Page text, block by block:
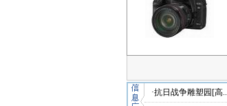
·抗日战争雕塑园[高..